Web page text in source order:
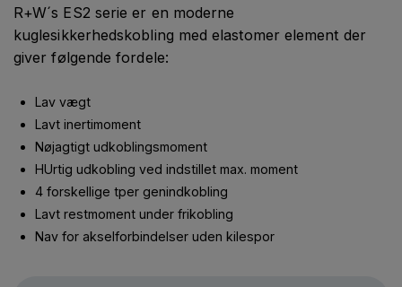
R+W´s ES2 serie er en moderne
kuglesikkerhedskobling med elastomer element der
giver følgende fordele:
Lav vægt
Lavt inertimoment
Nøjagtigt udkoblingsmoment
HUrtig udkobling ved indstillet max. moment
4 forskellige tper genindkobling
Lavt restmoment under frikobling
Nav for akselforbindelser uden kilespor